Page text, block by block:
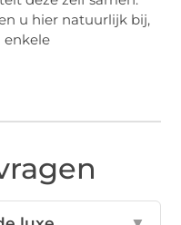
u hier natuurlijk bij,
enkele